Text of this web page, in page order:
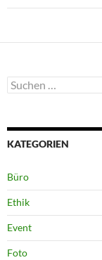
Suchen
nach:
KATEGORIEN
Büro
Ethik
Event
Foto